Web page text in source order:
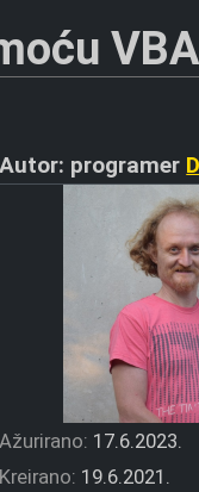
VBA
Autor: programer
Ažurirano: 17.6.2023.
Kreirano: 19.6.2021.